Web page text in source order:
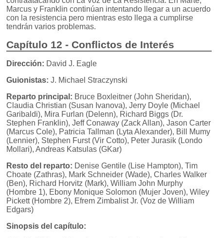
Marcus y Franklin continúan intentando llegar a un acuerdo
con la resistencia pero mientras esto llega a cumplirse
tendrán varios problemas.
Capítulo 12 - Conflictos de Interés
Dirección: David J. Eagle
Guionistas: J. Michael Straczynski
Reparto principal: Bruce Boxleitner (John Sheridan),
Claudia Christian (Susan Ivanova), Jerry Doyle (Michael
Garibaldi), Mira Furlan (Delenn), Richard Biggs (Dr.
Stephen Franklin), Jeff Conaway (Zack Allan), Jason Carter
(Marcus Cole), Patricia Tallman (Lyta Alexander), Bill Mumy
(Lennier), Stephen Furst (Vir Cotto), Peter Jurasik (Londo
Mollari), Andreas Katsulas (GKar)
Resto del reparto: Denise Gentile (Lise Hampton), Tim
Choate (Zathras), Mark Schneider (Wade), Charles Walker
(Ben), Richard Horvitz (Mark), William John Murphy
(Hombre 1), Ebony Monique Solomon (Mujer Joven), Wiley
Pickett (Hombre 2), Efrem Zimbalist Jr. (Voz de William
Edgars)
Sinopsis del capítulo: